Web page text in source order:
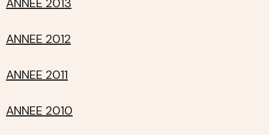
ANNEE 2012
ANNEE 2011
ANNEE 2010